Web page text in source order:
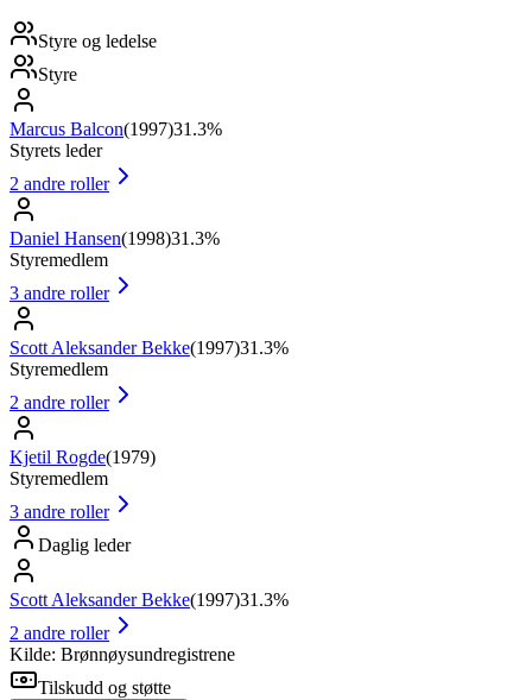
Styre og ledelse
Styre
Marcus Balcon(1997)31.3%
Styrets leder
2 andre roller
Daniel Hansen(1998)31.3%
Styremedlem
3 andre roller
Scott Aleksander Bekke(1997)31.3%
Styremedlem
2 andre roller
Kjetil Rogde(1979)
Styremedlem
3 andre roller
Daglig leder
Scott Aleksander Bekke(1997)31.3%
2 andre roller
Kilde: Brønnøysundregistrene
Tilskudd og støtte